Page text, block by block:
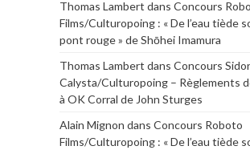
Thomas Lambert dans Concours
Films/Culturopoing : « De l’eau tiède
pont rouge » de Shōhei Imamura
Thomas Lambert dans Concours
Calysta/Culturopoing – Règlements
à OK Corral de John Sturges
Alain Mignon dans Concours Roboto
Films/Culturopoing : « De l’eau tiède